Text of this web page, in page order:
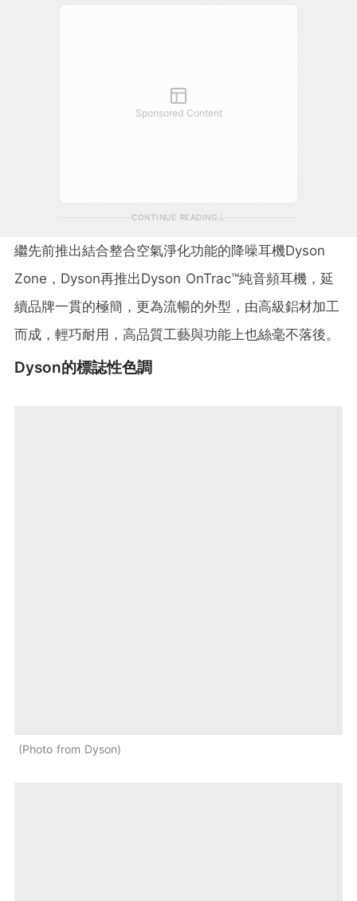
Sponsored Content
CONTINUE READING
繼先前推出結合整合空氣淨化功能的降噪耳機Dyson
Zone，Dyson再推出Dyson OnTrac™純音頻耳機，延
續品牌一貫的極簡，更為流暢的外型，由高級鋁材加工
而成，輕巧耐用，高品質工藝與功能上也絲毫不落後。
Dyson的標誌性色調
Photo from Dyson